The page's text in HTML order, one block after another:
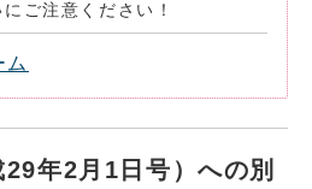
ご注意ください！
ム
年2月1日号）への別